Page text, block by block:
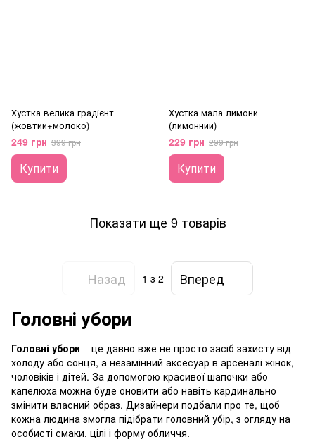
Хустка велика градієнт
(жовтий+молоко)
249 грн 399 грн
Купити
Хустка мала лимони
(лимонний)
229 грн 299 грн
Купити
Показати ще 9 товарів
Назад 1 з 2 Вперед
Головні убори
Головні убори – це давно вже не просто засіб захисту від
холоду або сонця, а незамінний аксесуар в арсеналі жінок,
чоловіків і дітей. За допомогою красивої шапочки або
капелюха можна буде оновити або навіть кардинально
змінити власний образ. Дизайнери подбали про те, щоб
кожна людина змогла підібрати головний убір, з огляду на
особисті смаки, цілі і форму обличчя.